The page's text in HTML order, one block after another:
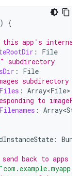
{
app's internal
:
File
subdirectory
:
File
subdirectory
: Array<File>
to
:
:
back to apps